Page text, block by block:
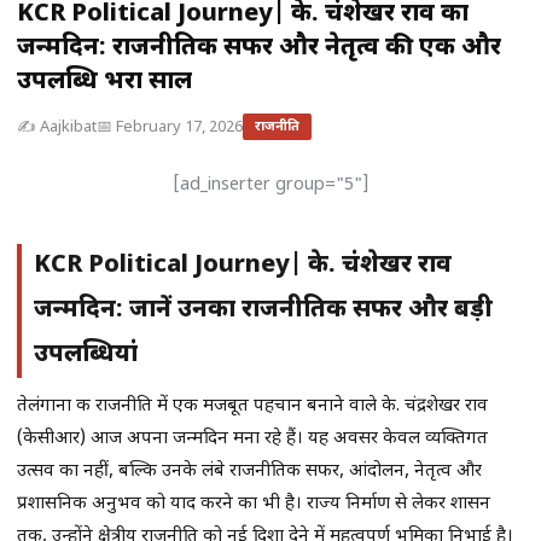
KCR Political Journey| के. चंद्रशेखर राव का
जन्मदिन: राजनीतिक सफर और नेतृत्व की एक और
उपलब्धि भरा साल
✍️ Aajkibat📅 February 17, 2026 राजनीति
[ad_inserter group="5"]
KCR Political Journey| के. चंद्रशेखर राव
जन्मदिन: जानें उनका राजनीतिक सफर और बड़ी
उपलब्धियां
तेलंगाना की राजनीति में एक मजबूत पहचान बनाने वाले के. चंद्रशेखर राव
(केसीआर) आज अपना जन्मदिन मना रहे हैं। यह अवसर केवल व्यक्तिगत
उत्सव का नहीं, बल्कि उनके लंबे राजनीतिक सफर, आंदोलन, नेतृत्व और
प्रशासनिक अनुभव को याद करने का भी है। राज्य निर्माण से लेकर शासन